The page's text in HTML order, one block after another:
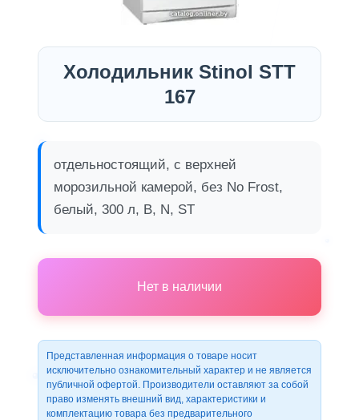
Холодильник Stinol STT
167
отдельностоящий, с верхней
морозильной камерой, без No Frost,
белый, 300 л, B, N, ST
Нет в наличии
Представленная информация о товаре носит
исключительно ознакомительный характер и не является
публичной офертой. Производители оставляют за собой
право изменять внешний вид, характеристики и
комплектацию товара без предварительного